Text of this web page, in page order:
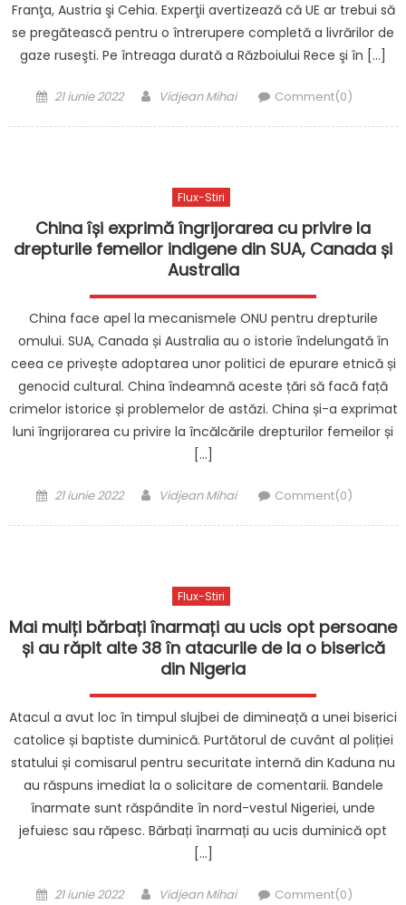
Franţa, Austria şi Cehia. Experţii avertizează că UE ar trebui să
se pregătească pentru o întrerupere completă a livrărilor de
gaze ruseşti. Pe întreaga durată a Războ­iului Rece şi în […]
Posted
21 iunie 2022 Author
Vidjean Mihai Comment(0)
Flux-Stiri
China își exprimă îngrijorarea cu privire la
drepturile femeilor indigene din SUA, Canada și
Australia
China face apel la mecanismele ONU pentru drepturile
omului. SUA, Canada și Australia au o istorie îndelungată în
ceea ce privește adoptarea unor politici de epurare etnică și
genocid cultural. China îndeamnă aceste țări să facă față
crimelor istorice și problemelor de astăzi. China și-a exprimat
luni îngrijorarea cu privire la încălcările drepturilor femeilor și
[…]
Posted
21 iunie 2022 Author
Vidjean Mihai Comment(0)
Flux-Stiri
Mai mulți bărbați înarmați au ucis opt persoane
și au răpit alte 38 în atacurile de la o biserică
din Nigeria
Atacul a avut loc în timpul slujbei de dimineață a unei biserici
catolice și baptiste duminică. Purtătorul de cuvânt al poliției
statului și comisarul pentru securitate internă din Kaduna nu
au răspuns imediat la o solicitare de comentarii. Bandele
înarmate sunt răspândite în nord-vestul Nigeriei, unde
jefuiesc sau răpesc. Bărbați înarmați au ucis duminică opt
[…]
Posted
21 iunie 2022 Author
Vidjean Mihai Comment(0)